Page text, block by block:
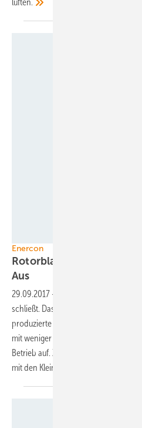
lüften.
Enercon
Rotorblattfertigung für
Aus
29.09.2017 -
schließt. Das zum Enercon-
produzierte die Flügel der Anlagen
mit weniger als einem Megawatt (MW)
Betrieb auf. Zuletzt waren in dem
mit den Kleinanlagen auch die